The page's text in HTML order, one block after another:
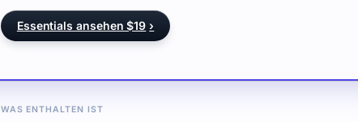
WAS ENTHALTEN IST
Essentials ansehen $19 ›